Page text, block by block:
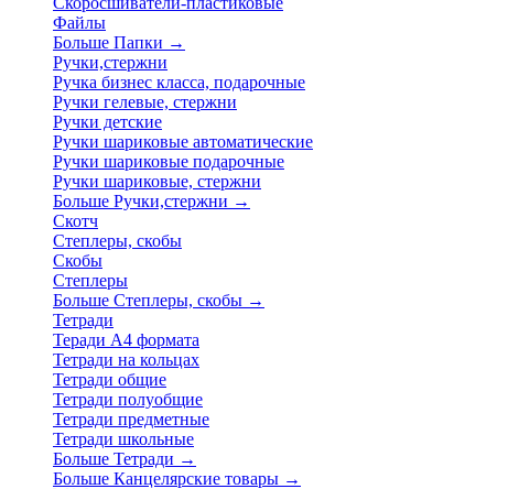
Файлы
Больше Папки →
Ручки,стержни
Ручка бизнес класса, подарочные
Ручки гелевые, стержни
Ручки детские
Ручки шариковые автоматические
Ручки шариковые подарочные
Ручки шариковые, стержни
Больше Ручки,стержни →
Скотч
Степлеры, скобы
Скобы
Степлеры
Больше Степлеры, скобы →
Тетради
Теради А4 формата
Тетради на кольцах
Тетради общие
Тетради полуобщие
Тетради предметные
Тетради школьные
Больше Тетради →
Больше Канцелярские товары →